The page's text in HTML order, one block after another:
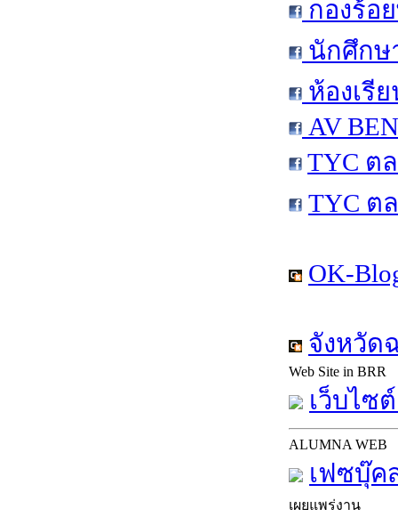
กองร้อ
นักศึกษ
ห้องเรี
AV
TYC ต
TYC ต
OK-
จังหวัด
Web Site in BRR
เว็บไซ
ALUMNA WEB
เฟซบุ๊ค
เผยแพร่งาน